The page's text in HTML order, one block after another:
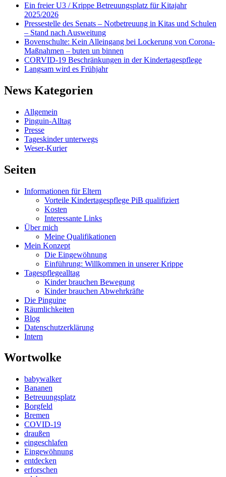
Ein freier U3 / Krippe Betreuungsplatz für Kitajahr
2025/2026
Pressestelle des Senats – Notbetreuung in Kitas und Schulen
– Stand nach Ausweitung
Bovenschulte: Kein Alleingang bei Lockerung von Corona-
Maßnahmen – buten un binnen
CORVID-19 Beschränkungen in der Kindertagespflege
Langsam wird es Frühjahr
News Kategorien
Allgemein
Pinguin-Alltag
Presse
Tageskinder unterwegs
Weser-Kurier
Seiten
Informationen für Eltern
Vorteile Kindertagespflege PiB qualifiziert
Kosten
Interessante Links
Über mich
Meine Qualifikationen
Mein Konzept
Die Eingewöhnung
Einführung: Willkommen in unserer Krippe
Tagespflegealltag
Kinder brauchen Bewegung
Kinder brauchen Abwehrkräfte
Die Pinguine
Räumlichkeiten
Blog
Datenschutzerklärung
Intern
Wortwolke
babywalker
Bananen
Betreuungsplatz
Borgfeld
Bremen
COVID-19
draußen
eingeschlafen
Eingewöhnung
entdecken
erforschen